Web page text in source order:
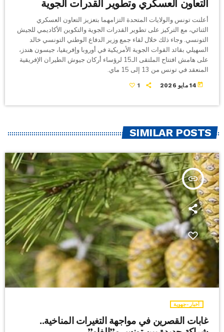
التعاون العسكري وتطوير القدرات الجوية
أعلنت تونس والولايات المتحدة التزامهما بتعزيز التعاون العسكري
الثنائي، مع التركيز على تطوير القدرات الجوية والتكوين الأكاديمي للجيش
التونسي. وجاء ذلك خلال لقاء جمع وزير الدفاع الوطني التونسي خالد
السهيلي بقائد القوات الجوية الأمريكية في أوروبا وإفريقيا، جيسون هندز،
على هامش افتتاح الملتقى الـ15 لرؤساء أركان جيوش الطيران الإفريقية
المنعقد في تونس من 13 إلى 15 ماي.
today 14 مايو 2026 1
SIMILAR POSTS
insert_link
أخبار-جهوية
غابات القصرين في مواجهة التغيرات المناخية..